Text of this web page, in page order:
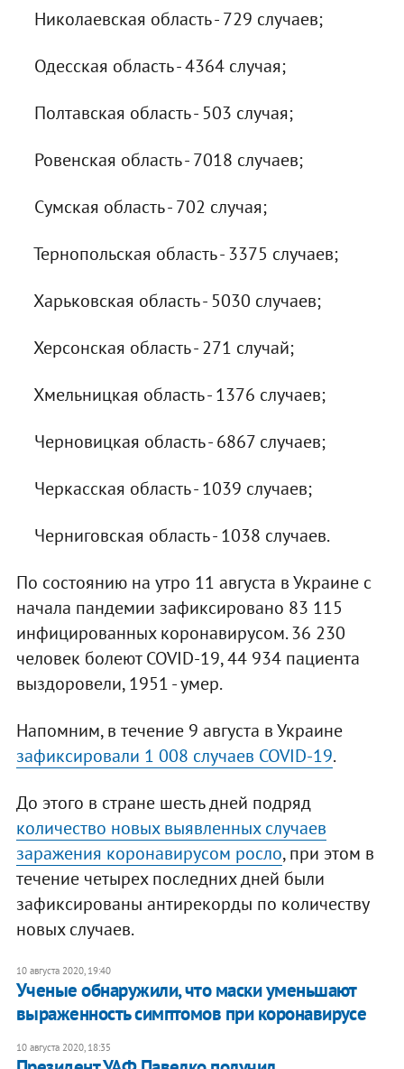
Николаевская область - 729 случаев;
Одесская область - 4364 случая;
Полтавская область - 503 случая;
Ровенская область - 7018 случаев;
Сумская область - 702 случая;
Тернопольская область - 3375 случаев;
Харьковская область - 5030 случаев;
Херсонская область - 271 случай;
Хмельницкая область - 1376 случаев;
Черновицкая область - 6867 случаев;
Черкасская область - 1039 случаев;
Черниговская область - 1038 случаев.
По состоянию на утро 11 августа в Украине с
начала пандемии зафиксировано 83 115
инфицированных коронавирусом. 36 230
человек болеют COVID-19, 44 934 пациента
выздоровели, 1951 - умер.
Напомним, в течение 9 августа в Украине
зафиксировали 1 008 случаев COVID-19.
До этого в стране шесть дней подряд
количество новых выявленных случаев
заражения коронавирусом росло, при этом в
течение четырех последних дней были
зафиксированы антирекорды по количеству
новых случаев.
10 августа 2020, 19:40
Ученые обнаружили, что маски уменьшают
выраженность симптомов при коронавирусе
10 августа 2020, 18:35